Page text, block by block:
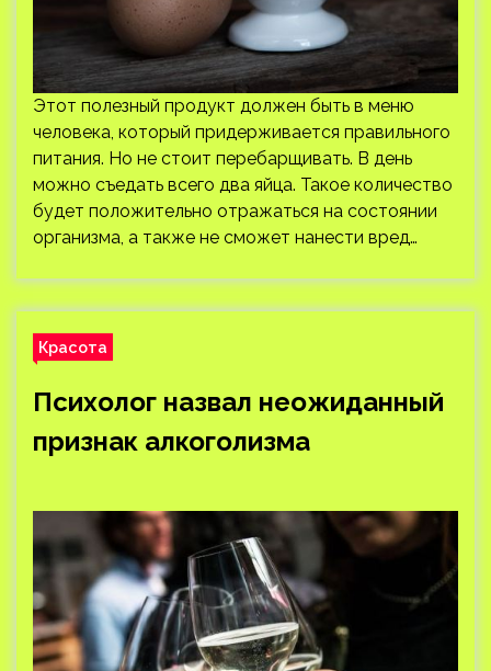
Этот полезный продукт должен быть в меню
человека, который придерживается правильного
питания. Но не стоит перебарщивать. В день
можно съедать всего два яйца. Такое количество
будет положительно отражаться на состоянии
организма, а также не сможет нанести вред…
Красота
Психолог назвал неожиданный
признак алкоголизма